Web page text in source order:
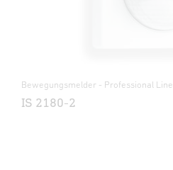
Bewegungsmelder - Professional Line
IS 2180-2